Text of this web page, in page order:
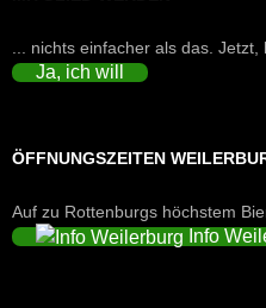
... nichts einfacher als das. Jetzt,
Ja, ich will
ÖFFNUNGSZEITEN
Auf zu Rottenburgs höchstem
Info